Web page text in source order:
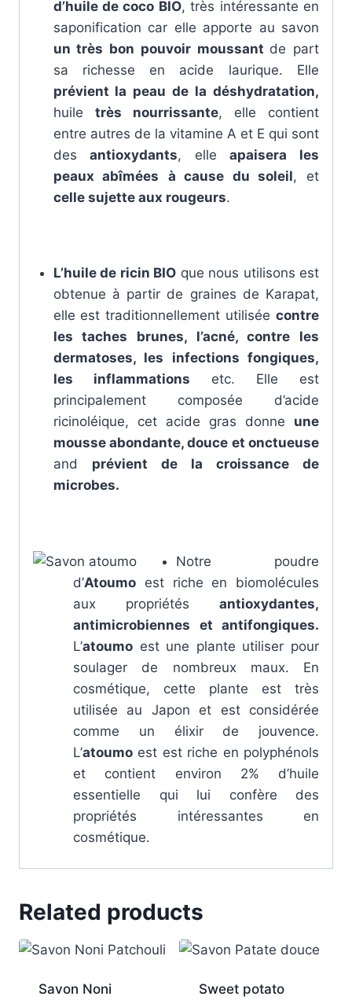
d’huile de coco BIO, très intéressante en
saponification car elle apporte au savon
un très bon pouvoir moussant de part
sa richesse en acide laurique. Elle
prévient la peau de la déshydratation,
huile très nourrissante, elle contient
entre autres de la vitamine A et E qui sont
desantioxydants, elleapaisera les
peaux abîmées
à cause du soleil, et
celle sujette aux rougeurs.
L’huile de ricin BIO que nous utilisons est
obtenue à partir de graines de Karapat,
elle est traditionnellement utilisée contre
les taches brunes, l’acné, contre les
dermatoses, les infections fongiques,
les inflammations etc. Elle est
principalement composée d’acide
ricinoléique, cet acide gras donne une
mousse abondante, douce et onctueuse
and prévient de la croissance de
microbes.
Notre poudre
d’Atoumo est riche en biomolécules
aux propriétés antioxydantes,
antimicrobiennes et antifongiques.
L’atoumo est une plante utiliser pour
soulager de nombreux maux. En
cosmétique, cette plante est très
utilisée au Japon et est considérée
comme un élixir de jouvence.
L’atoumo est est riche en polyphénols
et contient environ 2% d’huile
essentielle qui lui confère des
propriétés intéressantes en
cosmétique.
Related products
Savon Noni
Sweet potato